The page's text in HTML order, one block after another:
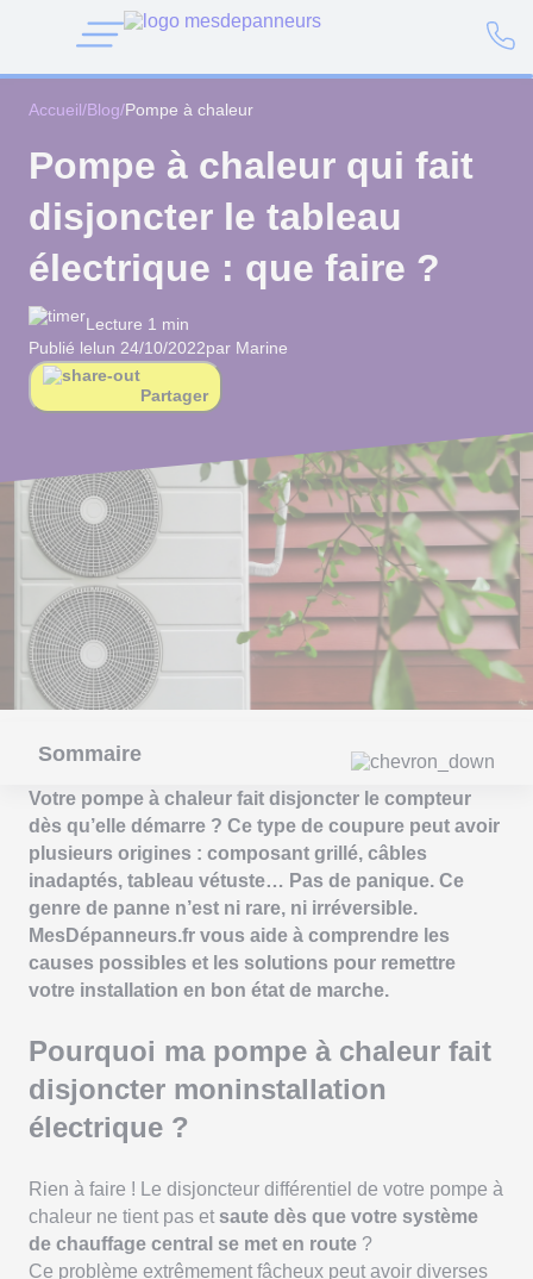
Accueil/Blog/Pompe à chaleur
Pompe à chaleur qui fait
disjoncter le tableau
électrique : que faire ?
Lecture 1 min
Publié lelun 24/10/2022par Marine
Partager
Sommaire
Votre pompe à chaleur fait disjoncter le compteur
dès qu’elle démarre ? Ce type de coupure peut avoir
plusieurs origines : composant grillé, câbles
inadaptés, tableau vétuste… Pas de panique. Ce
genre de panne n’est ni rare, ni irréversible.
MesDépanneurs.fr vous aide à comprendre les
causes possibles et les solutions pour remettre
votre installation en bon état de marche.
Pourquoi ma pompe à chaleur fait
disjoncter moninstallation
électrique ?
Rien à faire ! Le disjoncteur différentiel de votre pompe à
chaleur ne tient pas et saute dès que votre système
de chauffage central se met en route ?
Ce problème extrêmement fâcheux peut avoir diverses